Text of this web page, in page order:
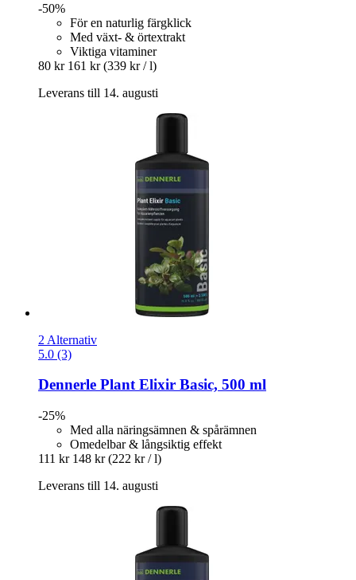
-50%
För en naturlig färgklick
Med växt- & örtextrakt
Viktiga vitaminer
80 kr 161 kr (339 kr / l)
Leverans till 14. augusti
2 Alternativ
5.0 (3)
Dennerle Plant Elixir Basic, 500 ml
-25%
Med alla näringsämnen & spårämnen
Omedelbar & långsiktig effekt
111 kr 148 kr (222 kr / l)
Leverans till 14. augusti